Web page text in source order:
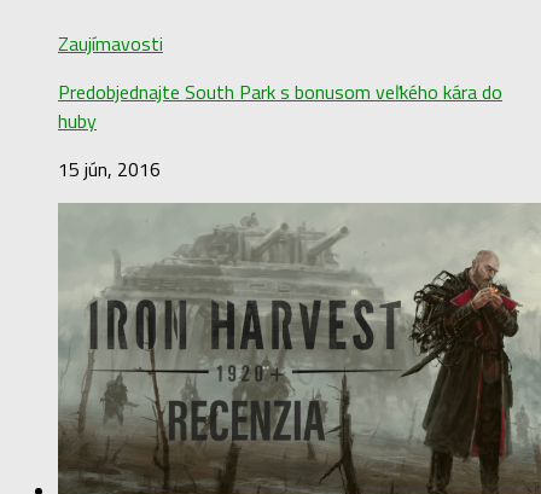
Zaujímavosti
Predobjednajte South Park s bonusom veľkého kára do
huby
15 jún, 2016